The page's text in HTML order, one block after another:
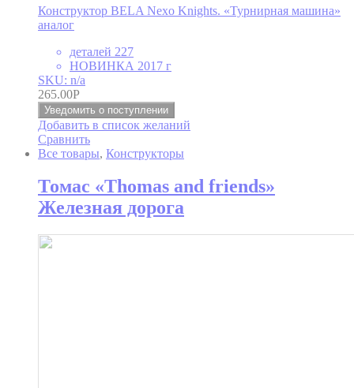
Конструктор BELA Nexo Knights. «Турнирная машина»
аналог
деталей 227
НОВИНКА 2017 г
SKU: n/a
265.00Р
Уведомить о поступлении
Добавить в список желаний
Сравнить
Все товары, Конструкторы
Томас «Thomas and friends»
Железная дорога